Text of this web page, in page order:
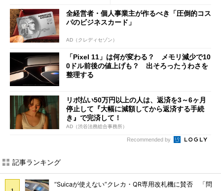
全経営者・個人事業主が作るべき「圧倒的コス
パのビジネスカード」
AD（クレディセゾン）
「Pixel 11」は何が変わる？ メモリ減少で10
0ドル前後の値上げも？ 出そろったうわさを
整理する
リボ払い50万円以上の人は、返済を3～6ヶ月
停止して『大幅に減額してから返済する手続
き』で完済して！
AD（渋谷法務総合事務所）
Recommended by
記事ランキング
“Suicaが使えない”クレカ・QR専用改札機に賛否 「問